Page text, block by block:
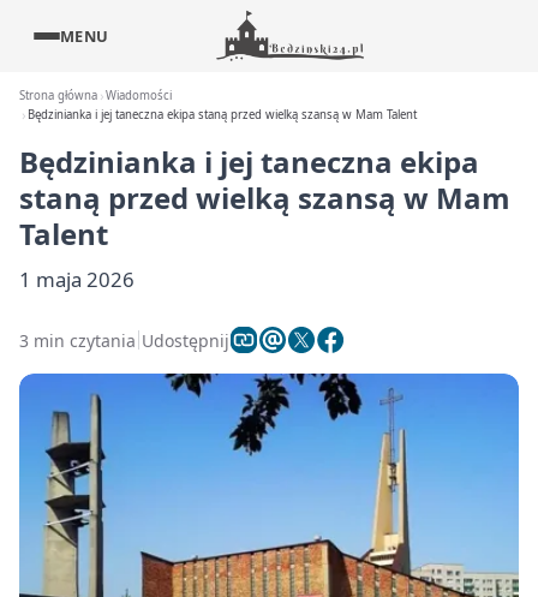
MENU
Strona główna Wiadomości
Będzinianka i jej taneczna ekipa staną przed wielką szansą w Mam Talent
Będzinianka i jej taneczna ekipa
staną przed wielką szansą w Mam
Talent
1 maja 2026
3 min czytania Udostępnij